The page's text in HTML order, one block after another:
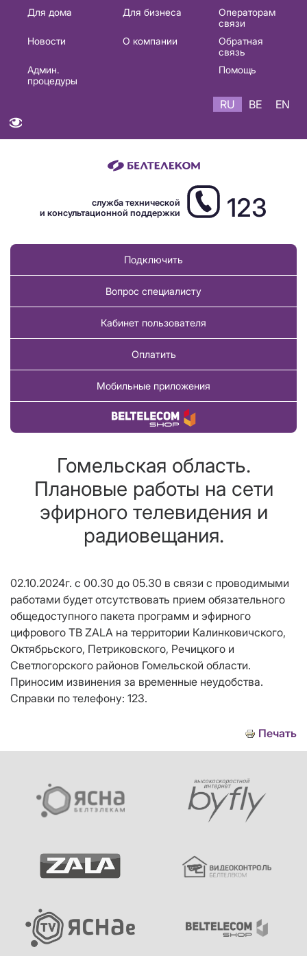
Основная
навигация
Для дома Для бизнеса
Операторам
связи
Новости
О компании
Обратная
связь
Админ.
процедуры
Помощь
RU BE EN
служба технической
и консультационной поддержки
123
Подключить
Вопрос специалисту
Кабинет пользователя
Оплатить
Мобильные приложения
Купить товар
Гомельская область.
Плановые работы на сети
эфирного телевидения и
радиовещания.
02.10.2024г. с 00.30 до 05.30 в связи с проводимыми
работами будет отсутствовать прием обязательного
общедоступного пакета программ и эфирного
цифрового ТВ ZALA на территории Калинковичского,
Октябрьского, Петриковского, Речицкого и
Светлогорского районов Гомельской области.
Приносим извинения за временные неудобства.
Справки по телефону: 123.
Печать